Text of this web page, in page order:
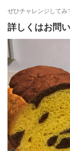
ぜひチャレンジしてみ
詳しくはお問